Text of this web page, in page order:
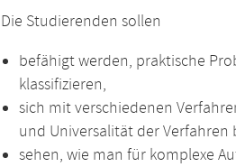
Die Studierenden sollen
befähigt werden, praktische
klassifizieren,
sich mit verschiedenen
und Universalität der Verfahren
sehen, wie man für komplexe